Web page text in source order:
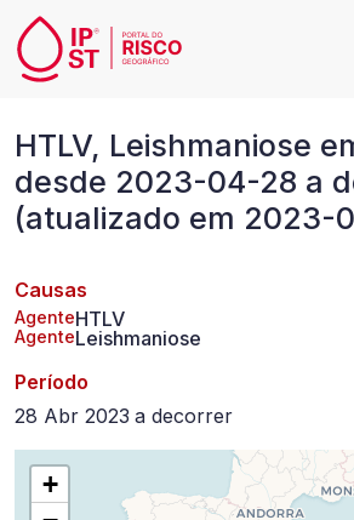
Passar para o conteúdo principal
Leishmaniose
em
Argélia,
desde
2023-
04-
28
a
decorrer
HTLV, Leishmaniose
desde 2023-04-28 a
(atualizado em 2023-
Causas
AgenteHTLV
AgenteLeishmaniose
Período
28 Abr 2023 a decorrer
+